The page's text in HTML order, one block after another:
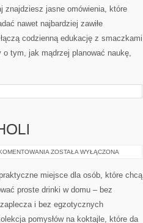
znajdziesz jasne omówienia, które
nawet najbardziej zawiłe
codzienną edukację z smaczkami
tym, jak mądrzej planować naukę,
DEGUSTACJE
ALKOHOLI
ZOSTAŁA WYŁĄCZONA
miejsce dla osób, które chcą
proste drinki w domu – bez
i bez egzotycznych
pomysłów na koktajle, które da